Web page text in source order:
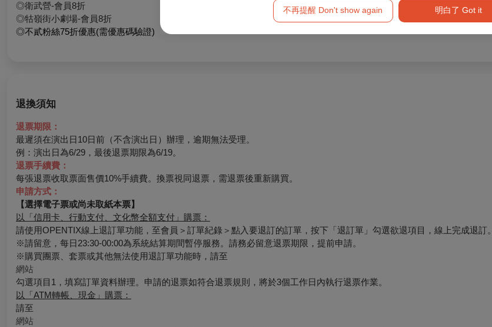
不再提醒 Don't show again 明白了 Got it
◎衛武營-會員8折
◎牯嶺街小劇場-會員8折
◎不貳粉絲75折優惠(需優惠碼驗證)
退換須知
退票期限：
最遲須在演出日10日前（不含演出日）辦理，逾期無法受理。
例：演出日為6/29，最後退票期限為6/19。
退票手續費：
每張退票收取票面售價10%手續費。換票視同退票，需退票後重新購買。
申請方式：
【選擇電子票或尚未取紙本票】
以「信用卡、行動支付、文化幣全額支付」購票：
請使用OPENTIX線上退訂單功能，至會員＞訂單紀錄＞點入要退訂的訂單，按下「退訂單」勾選欲退項目，線上完成退訂。
※請留意，每日23:30-00:00為系統結算期間暫停服務。請務必留意退票期限，提前申請。
※購買團票、套票或其他無法使用退訂單功能時，請至
網站
勾選項目1，填寫訂單資料辦理。申請的退票如符合退票規則，將於3個工作日內執行退票作業。
以「ATM轉帳、現金」購票：
請至
網站